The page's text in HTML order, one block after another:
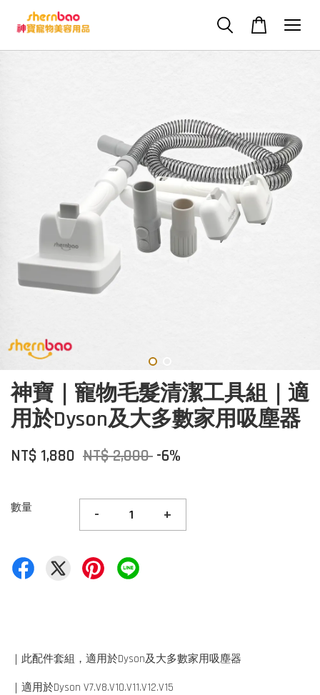
神寶｜寵物毛髮清潔工具組｜適
用於Dyson及大多數家用吸塵器
NT$ 1,880 NT$ 2,000 -6%
數量 - +
｜此配件套組，適用於Dyson及大多數家用吸塵器
｜適用於Dyson V7.V8.V10.V11.V12.V15